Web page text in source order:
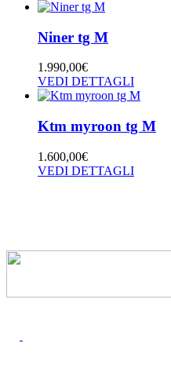
Niner tg M
1.990,00€
VEDI DETTAGLI
Ktm myroon tg M
1.600,00€
VEDI DETTAGLI